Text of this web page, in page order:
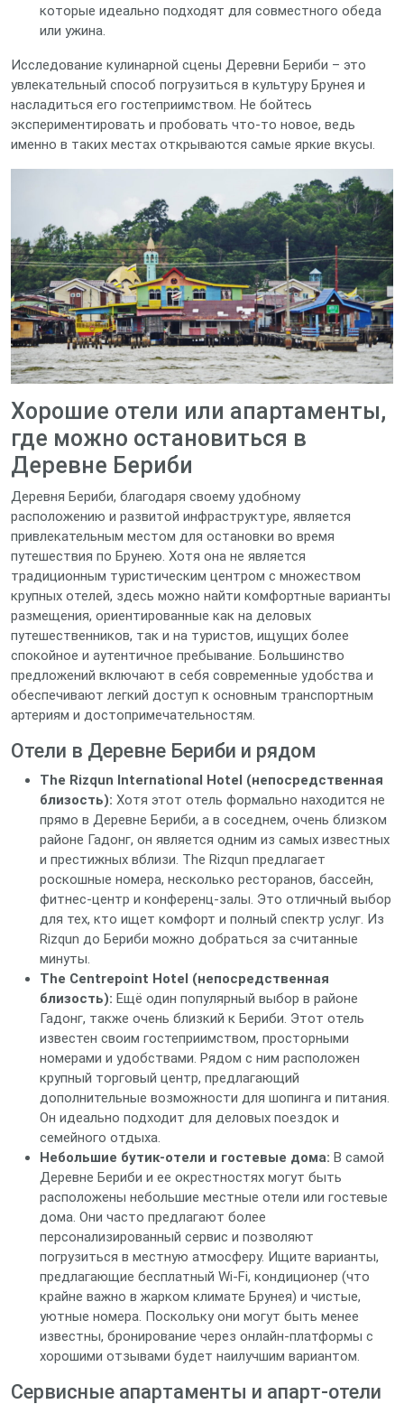
которые идеально подходят для совместного обеда
или ужина.
Исследование кулинарной сцены Деревни Бериби – это
увлекательный способ погрузиться в культуру Брунея и
насладиться его гостеприимством. Не бойтесь
экспериментировать и пробовать что-то новое, ведь
именно в таких местах открываются самые яркие вкусы.
Хорошие отели или апартаменты,
где можно остановиться в
Деревне Бериби
Деревня Бериби, благодаря своему удобному
расположению и развитой инфраструктуре, является
привлекательным местом для остановки во время
путешествия по Брунею. Хотя она не является
традиционным туристическим центром с множеством
крупных отелей, здесь можно найти комфортные варианты
размещения, ориентированные как на деловых
путешественников, так и на туристов, ищущих более
спокойное и аутентичное пребывание. Большинство
предложений включают в себя современные удобства и
обеспечивают легкий доступ к основным транспортным
артериям и достопримечательностям.
Отели в Деревне Бериби и рядом
The Rizqun International Hotel (непосредственная
близость): Хотя этот отель формально находится не
прямо в Деревне Бериби, а в соседнем, очень близком
районе Гадонг, он является одним из самых известных
и престижных вблизи. The Rizqun предлагает
роскошные номера, несколько ресторанов, бассейн,
фитнес-центр и конференц-залы. Это отличный выбор
для тех, кто ищет комфорт и полный спектр услуг. Из
Rizqun до Бериби можно добраться за считанные
минуты.
The Centrepoint Hotel (непосредственная
близость): Ещё один популярный выбор в районе
Гадонг, также очень близкий к Бериби. Этот отель
известен своим гостеприимством, просторными
номерами и удобствами. Рядом с ним расположен
крупный торговый центр, предлагающий
дополнительные возможности для шопинга и питания.
Он идеально подходит для деловых поездок и
семейного отдыха.
Небольшие бутик-отели и гостевые дома: В самой
Деревне Бериби и ее окрестностях могут быть
расположены небольшие местные отели или гостевые
дома. Они часто предлагают более
персонализированный сервис и позволяют
погрузиться в местную атмосферу. Ищите варианты,
предлагающие бесплатный Wi-Fi, кондиционер (что
крайне важно в жарком климате Брунея) и чистые,
уютные номера. Поскольку они могут быть менее
известны, бронирование через онлайн-платформы с
хорошими отзывами будет наилучшим вариантом.
Сервисные апартаменты и апарт-отели